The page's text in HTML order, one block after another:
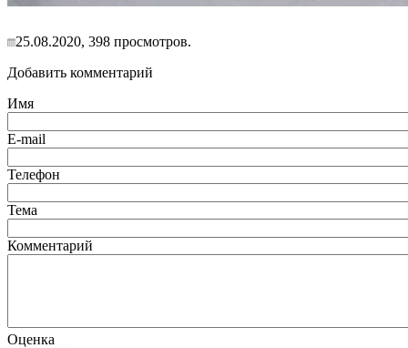
25.08.2020, 398 просмотров.
Добавить комментарий
Имя
E-mail
Телефон
Тема
Комментарий
Оценка